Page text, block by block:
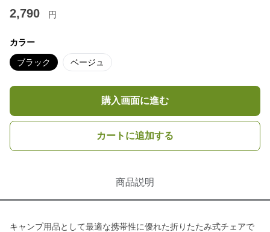
2,790 円
カラー
ブラック ベージュ
購入画面に進む
カートに追加する
商品説明
キャンプ用品として最適な携帯性に優れた折りたたみ式チェアで